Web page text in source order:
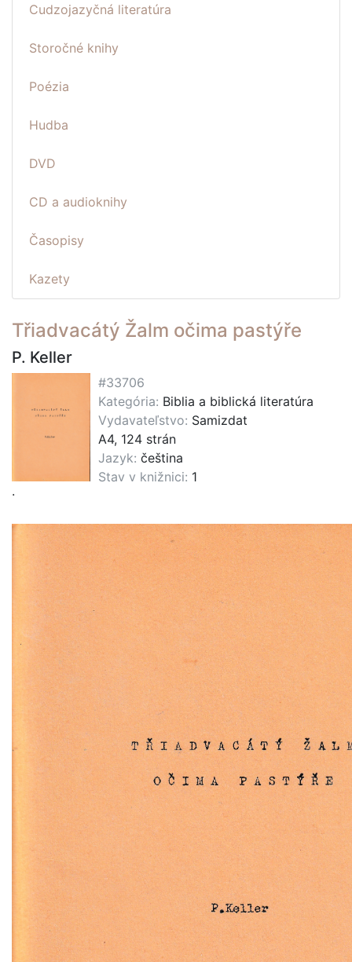
Cudzojazyčná literatúra
Storočné knihy
Poézia
Hudba
DVD
CD a audioknihy
Časopisy
Kazety
Třiadvacátý Žalm očima pastýře
P. Keller
.
#33706
Kategória: Biblia a biblická literatúra
Vydavateľstvo: Samizdat
A4, 124 strán
Jazyk: čeština
Stav v knižnici: 1